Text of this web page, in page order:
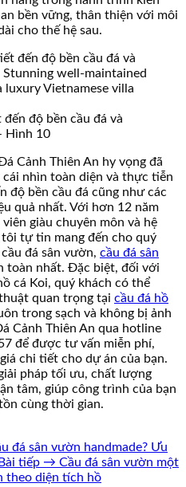
bền vững, thân thiện với môi
cho thế hệ sau.
độ bền cầu đá và
Hình 10
Cảnh Thiên An hy vọng đã
nhìn toàn diện và thực tiễn
độ bền cầu đá cũng như các
quả nhất. Với hơn 12 năm
giàu chuyên môn và hệ
tự tin mang đến cho quý
đá sân vườn, cầu đá sân
toàn nhất. Đặc biệt, đối với
cá Koi, quý khách có thể
quan trọng tại cầu đá hồ
trong sạch và không bị ảnh
Cảnh Thiên An qua hotline
để được tư vấn miễn phí,
chi tiết cho dự án của bạn.
pháp tối ưu, chất lượng
tâm, giúp công trình của bạn
cùng thời gian.
đá sân vườn handmade? Ưu
Bài tiếp → Cầu đá sân vườn một
theo diện tích hồ